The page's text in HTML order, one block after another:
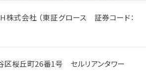
株式会社 （東証グロース 証券コード：
区桜丘町26番1号 セルリアンタワー